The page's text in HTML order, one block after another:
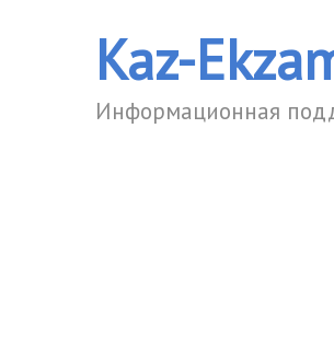
Kaz-
Информационная